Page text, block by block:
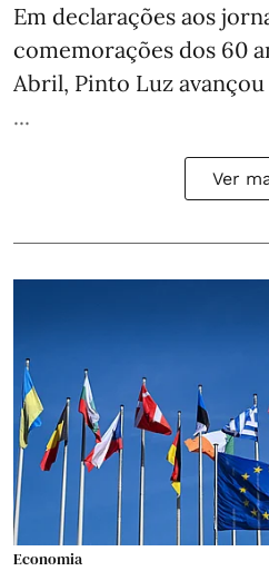
Em declarações aos
comemorações dos 60
Abril, Pinto Luz
...
Ver
Economia